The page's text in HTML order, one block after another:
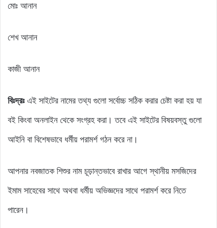
মোঃ আনান
শেখ আনান
কাজী আনান
বিঃদ্রঃ এই সাইটের নামের তথ্য গুলো সর্বোচ্চ সঠিক করার চেষ্টা করা হয় যা
বই কিংবা অনলাইন থেকে সংগ্রহ করা। তবে এই সাইটের বিষয়বস্তু গুলো
আইনি বা বিশেষভাবে ধর্মীয় পরামর্শ গঠন করে না।
আপনার নবজাতক শিশুর নাম চূড়ান্তভাবে রাখার আগে স্থানীয় মসজিদের
ইমাম সাহেবের সাথে অথবা ধর্মীয় অভিজ্ঞদের সাথে পরামর্শ করে নিতে
পারেন।